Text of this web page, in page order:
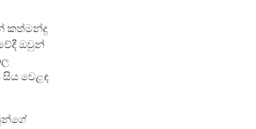
කත්මන්දු
ඔවුන්
වෙළඳ